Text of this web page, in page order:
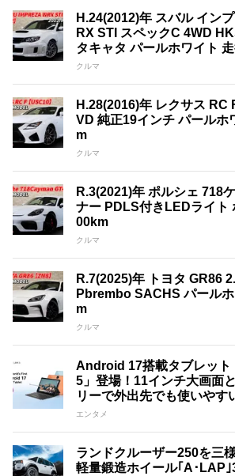
H.24(2012)年 スバル イン
RX STI スペックC 4WD
タキャタ パールホワイト
クルマ
H.28(2016)年 レクサス RC
VD 純正19インチ パールホ
m
クルマ
R.3(2021)年 ポルシェ 718
ナー PDLS付きLEDライト
00km
クルマ
R.7(2025)年 トヨタ GR86
Pbrembo SACHS パール
m
クルマ
Android 17搭載タブレッ
5」登場！11インチ大画面
リーで外出先でも使いやす
エンタメ
ランドクルーザー250を三
軽量鍛造ホイール｢A･LAP｣